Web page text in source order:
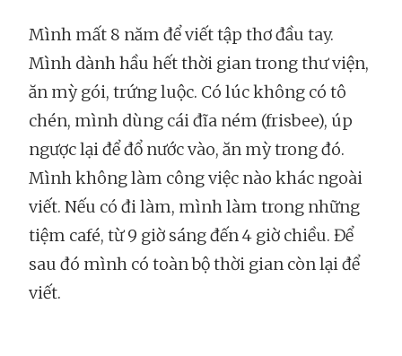
Mình mất 8 năm để viết tập thơ đầu tay.
Mình dành hầu hết thời gian trong thư viện,
ăn mỳ gói, trứng luộc. Có lúc không có tô
chén, mình dùng cái đĩa ném (frisbee), úp
ngược lại để đổ nước vào, ăn mỳ trong đó.
Mình không làm công việc nào khác ngoài
viết. Nếu có đi làm, mình làm trong những
tiệm café, từ 9 giờ sáng đến 4 giờ chiều. Để
sau đó mình có toàn bộ thời gian còn lại để
viết.